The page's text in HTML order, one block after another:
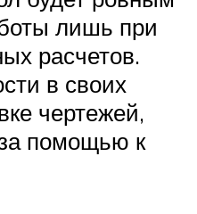
лишь при
расчетов.
в своих
чертежей,
помощью к